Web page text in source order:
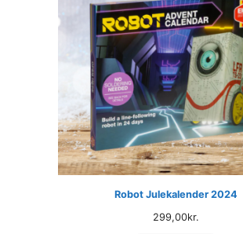
Robot Julekalender 2024
299,00kr.